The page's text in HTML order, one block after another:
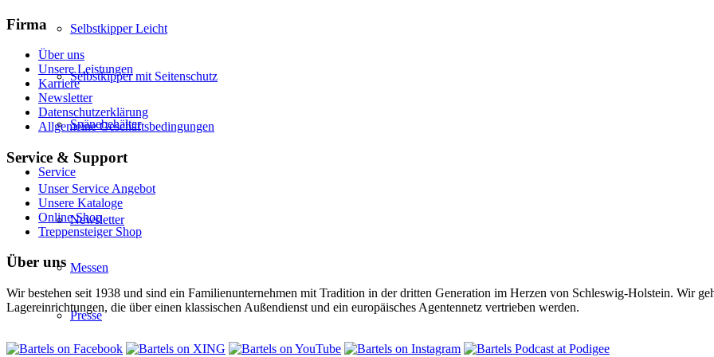
Selbstkipper Leicht
Selbstkipper mit Seitenschutz
Spänebehälter
Service
Newsletter
Messen
Presse
Firma
Über uns
Unsere Leistungen
Karriere
Newsletter
Datenschutzerklärung
Allgemeine Geschäftsbedingungen
Service & Support
Unser Service Angebot
Unsere Kataloge
Online Shop
Treppensteiger Shop
Über uns
Wir bestehen seit 1938 und sind ein Familienunternehmen mit Tradition in der dritten Generation im Herzen von Schleswig-Holstein. Wir
Lagereinrichtungen, die über einen klassischen Außendienst und ein europäisches Agentennetz vertrieben werden.